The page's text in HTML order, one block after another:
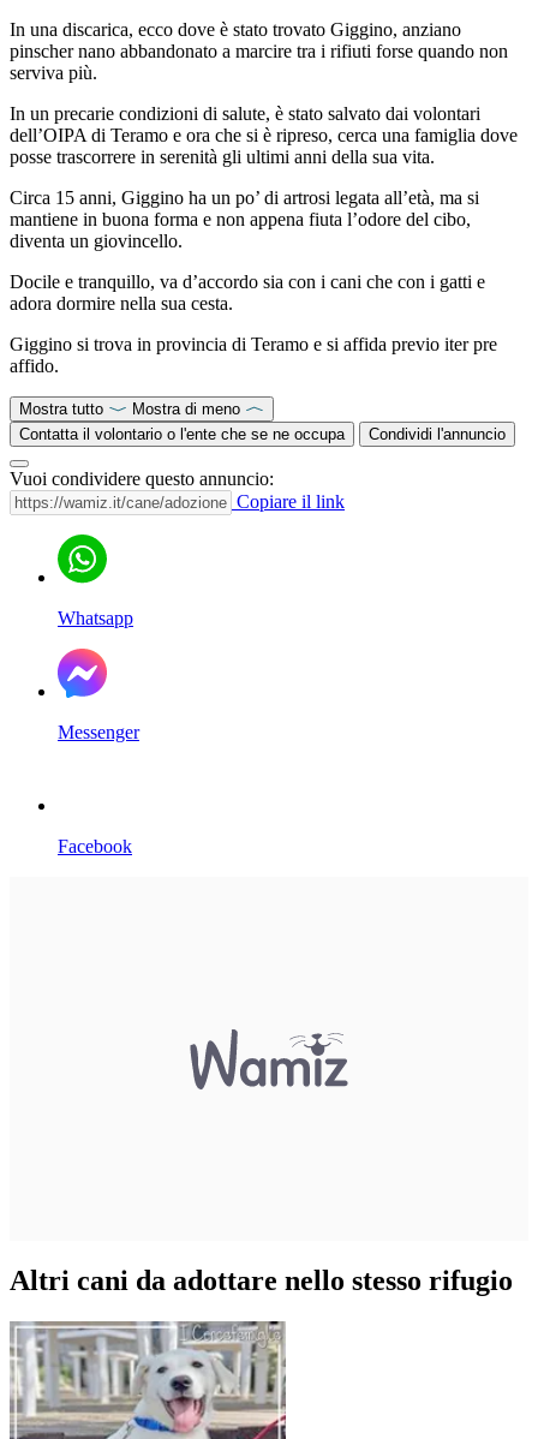
In una discarica, ecco dove è stato trovato Giggino, anziano
pinscher nano abbandonato a marcire tra i rifiuti forse quando non
serviva più.
In un precarie condizioni di salute, è stato salvato dai volontari
dell’OIPA di Teramo e ora che si è ripreso, cerca una famiglia dove
posse trascorrere in serenità gli ultimi anni della sua vita.
Circa 15 anni, Giggino ha un po’ di artrosi legata all’età, ma si
mantiene in buona forma e non appena fiuta l’odore del cibo,
diventa un giovincello.
Docile e tranquillo, va d’accordo sia con i cani che con i gatti e
adora dormire nella sua cesta.
Giggino si trova in provincia di Teramo e si affida previo iter pre
affido.
Mostra tutto
Mostra di meno
Contatta il volontario o l'ente che se ne occupa
Condividi l'annuncio
Vuoi condividere questo annuncio:
Copiare il link
Whatsapp
Messenger
Facebook
Altri cani da adottare nello stesso rifugio